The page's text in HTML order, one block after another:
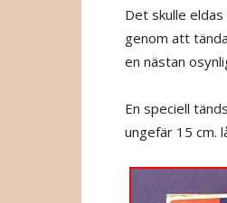
Det skulle
genom att
en nästan
En speciell
ungefär 15 cm.